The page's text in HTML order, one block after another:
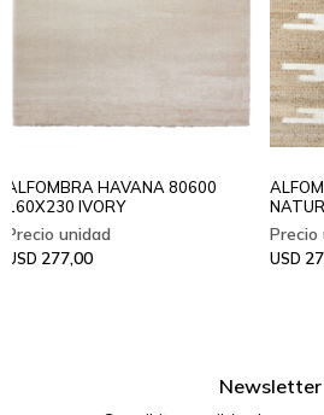
ALFOMBRA HAVANA 80600
160X230 IVORY
USD 277,00 USD
Newsletter